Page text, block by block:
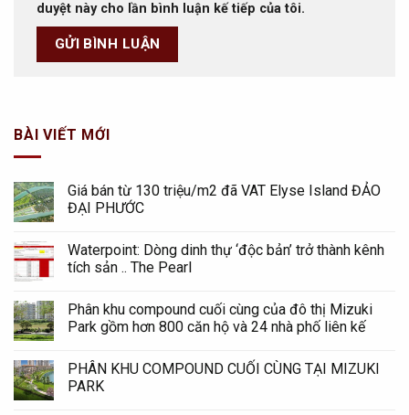
duyệt này cho lần bình luận kế tiếp của tôi.
BÀI VIẾT MỚI
Giá bán từ 130 triệu/m2 đã VAT Elyse Island ĐẢO
ĐẠI PHƯỚC
Waterpoint: Dòng dinh thự ‘độc bản’ trở thành kênh
tích sản .. The Pearl
Phân khu compound cuối cùng của đô thị Mizuki
Park gồm hơn 800 căn hộ và 24 nhà phố liên kế
PHÂN KHU COMPOUND CUỐI CÙNG TẠI MIZUKI
PARK